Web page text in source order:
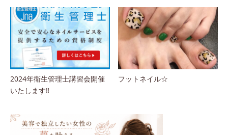
2024年衛生管理士講習会開催
いたします‼
フットネイル☆